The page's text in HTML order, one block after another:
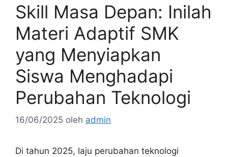
Skill Masa Depan: Inilah
Materi Adaptif SMK
yang Menyiapkan
Siswa Menghadapi
Perubahan Teknologi
16/06/2025 oleh admin
Di tahun 2025, laju perubahan teknologi